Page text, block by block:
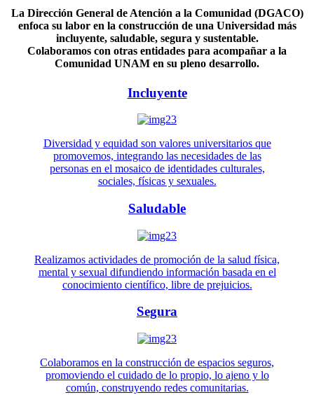
La Dirección General de Atención a la Comunidad (DGACO)
enfoca su labor en la construcción de una Universidad más
incluyente, saludable, segura y sustentable.
Colaboramos con otras entidades para acompañar a la
Comunidad UNAM en su pleno desarrollo.
Incluyente
Diversidad y equidad son valores universitarios que
promovemos, integrando las necesidades de las
personas en el mosaico de identidades culturales,
sociales, físicas y sexuales.
Saludable
Realizamos actividades de promoción de la salud física,
mental y sexual difundiendo información basada en el
conocimiento científico, libre de prejuicios.
Segura
Colaboramos en la construcción de espacios seguros,
promoviendo el cuidado de lo propio, lo ajeno y lo
común, construyendo redes comunitarias.